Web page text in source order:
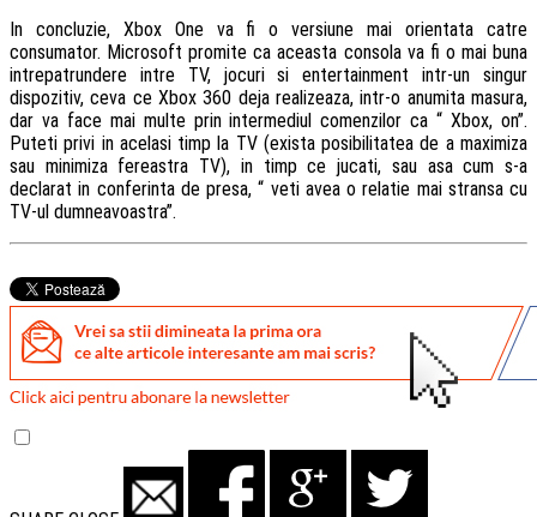
In concluzie, Xbox One va fi o versiune mai orientata catre
consumator. Microsoft promite ca aceasta consola va fi o mai buna
intrepatrundere intre TV, jocuri si entertainment intr-un singur
dispozitiv, ceva ce Xbox 360 deja realizeaza, intr-o anumita masura,
dar va face mai multe prin intermediul comenzilor ca “ Xbox, on”.
Puteti privi in acelasi timp la TV (exista posibilitatea de a maximiza
sau minimiza fereastra TV), in timp ce jucati, sau asa cum s-a
declarat in conferinta de presa, “ veti avea o relatie mai stransa cu
TV-ul dumneavoastra”.